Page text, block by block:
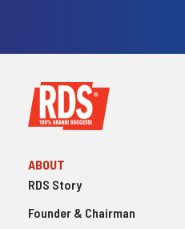
ABOUT
RDS Story
Founder & Chairman